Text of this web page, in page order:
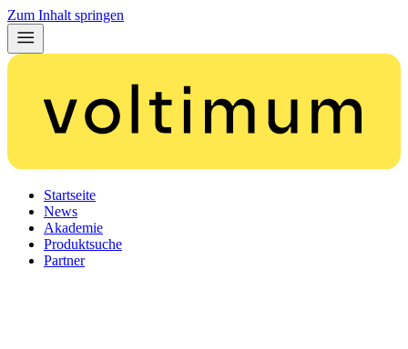
Zum Inhalt springen
Startseite
News
Akademie
Produktsuche
Partner